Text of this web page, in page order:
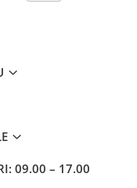
09.00 – 17.00